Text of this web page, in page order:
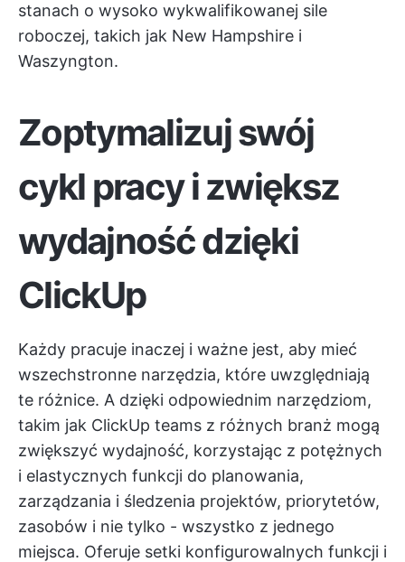
stanach o wysoko wykwalifikowanej sile
roboczej, takich jak New Hampshire i
Waszyngton.
Zoptymalizuj swój
cykl pracy i zwiększ
wydajność dzięki
ClickUp
Każdy pracuje inaczej i ważne jest, aby mieć
wszechstronne narzędzia, które uwzględniają
te różnice. A dzięki odpowiednim narzędziom,
takim jak ClickUp teams z różnych branż mogą
zwiększyć wydajność, korzystając z potężnych
i elastycznych funkcji do planowania,
zarządzania i śledzenia projektów, priorytetów,
zasobów i nie tylko - wszystko z jednego
miejsca. Oferuje setki konfigurowalnych funkcji i